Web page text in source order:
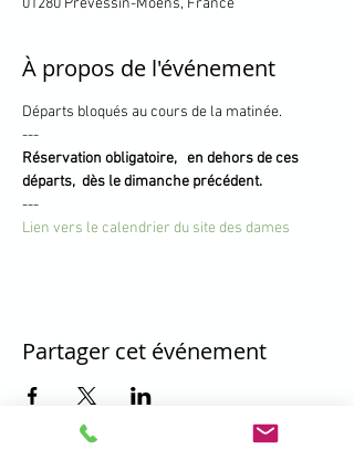
01280 Prévessin-Moëns, France
À propos de l'événement
Départs bloqués au cours de la matinée.
---
Réservation obligatoire,   en dehors de ces
départs,  dès le dimanche précédent.
---
Lien vers le calendrier du site des dames
Partager cet événement